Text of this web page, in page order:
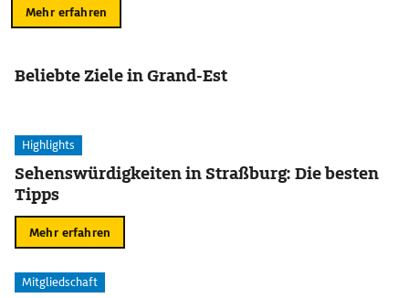
Mehr erfahren
Beliebte Ziele in Grand-Est
Highlights
Sehenswürdigkeiten in Straßburg: Die besten
Tipps
Mehr erfahren
Mitgliedschaft